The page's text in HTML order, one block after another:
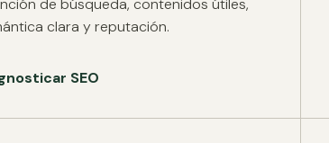
de búsqueda, contenidos útiles,
clara y reputación.
SEO